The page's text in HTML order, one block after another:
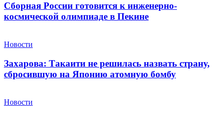
Сборная России готовится к инженерно-
космической олимпиаде в Пекине
Новости
Захарова: Такаити не решилась назвать страну,
сбросившую на Японию атомную бомбу
Новости